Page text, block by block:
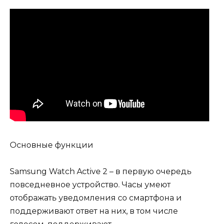
Основные функции
Samsung Watch Active 2 – в первую очередь
повседневное устройство. Часы умеют
отображать уведомления со смартфона и
поддерживают ответ на них, в том числе